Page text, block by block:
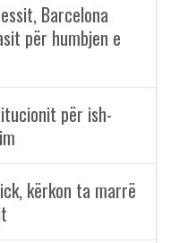
Barcelona
për humbjen e
për ish-
kërkon ta marrë